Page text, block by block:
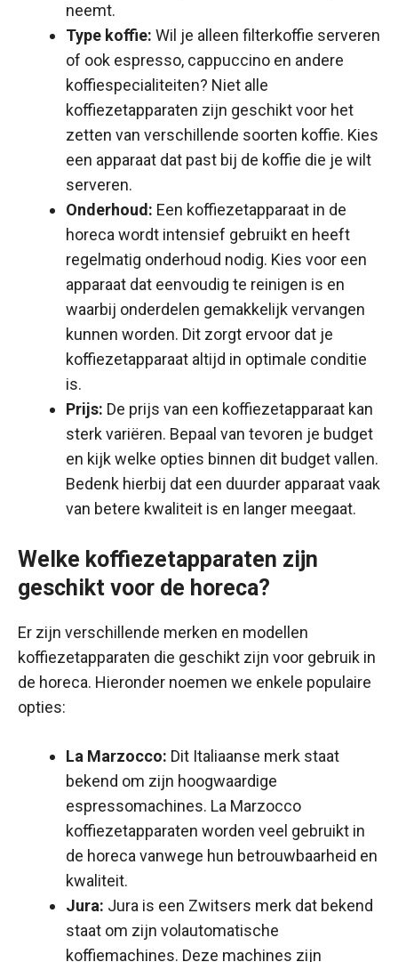
neemt.
Type koffie: Wil je alleen filterkoffie serveren
of ook espresso, cappuccino en andere
koffiespecialiteiten? Niet alle
koffiezetapparaten zijn geschikt voor het
zetten van verschillende soorten koffie. Kies
een apparaat dat past bij de koffie die je wilt
serveren.
Onderhoud: Een koffiezetapparaat in de
horeca wordt intensief gebruikt en heeft
regelmatig onderhoud nodig. Kies voor een
apparaat dat eenvoudig te reinigen is en
waarbij onderdelen gemakkelijk vervangen
kunnen worden. Dit zorgt ervoor dat je
koffiezetapparaat altijd in optimale conditie
is.
Prijs: De prijs van een koffiezetapparaat kan
sterk variëren. Bepaal van tevoren je budget
en kijk welke opties binnen dit budget vallen.
Bedenk hierbij dat een duurder apparaat vaak
van betere kwaliteit is en langer meegaat.
Welke koffiezetapparaten zijn
geschikt voor de horeca?
Er zijn verschillende merken en modellen
koffiezetapparaten die geschikt zijn voor gebruik in
de horeca. Hieronder noemen we enkele populaire
opties:
La Marzocco: Dit Italiaanse merk staat
bekend om zijn hoogwaardige
espressomachines. La Marzocco
koffiezetapparaten worden veel gebruikt in
de horeca vanwege hun betrouwbaarheid en
kwaliteit.
Jura: Jura is een Zwitsers merk dat bekend
staat om zijn volautomatische
koffiemachines. Deze machines zijn